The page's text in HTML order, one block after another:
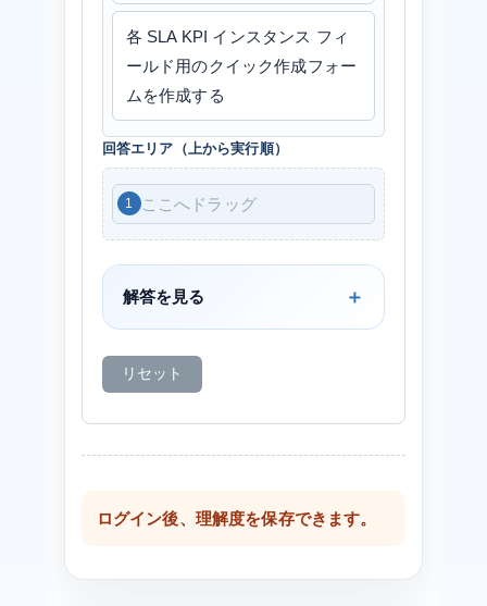
各 SLA KPI インスタンス フィ
ールド用のクイック作成フォー
ムを作成する
回答エリア（上から実行順）
ここへドラッグ
解答を見る
リセット
ログイン後、理解度を保存できます。